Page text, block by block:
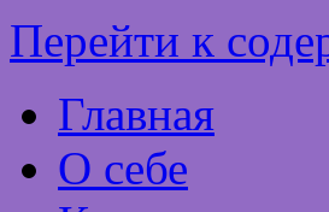
Перейти к
Главная
О себе